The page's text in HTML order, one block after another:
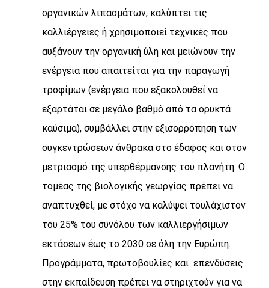
οργανικών λιπασμάτων, καλύπτει τις
καλλιέργειες ή χρησιμοποιεί τεχνικές που
αυξάνουν την οργανική ύλη και μειώνουν την
ενέργεια που απαιτείται για την παραγωγή
τροφίμων (ενέργεια που εξακολουθεί να
εξαρτάται σε μεγάλο βαθμό από τα ορυκτά
καύσιμα), συμβάλλει στην εξισορρόπηση των
συγκεντρώσεων άνθρακα στο έδαφος και στον
μετριασμό της υπερθέρμανσης του πλανήτη. Ο
τομέας της βιολογικής γεωργίας πρέπει να
αναπτυχθεί, με στόχο να καλύψει τουλάχιστον
του 25% του συνόλου των καλλιεργήσιμων
εκτάσεων έως το 2030 σε όλη την Ευρώπη.
Προγράμματα, πρωτοβουλίες και επενδύσεις
στην εκπαίδευση πρέπει να στηριχτούν για να